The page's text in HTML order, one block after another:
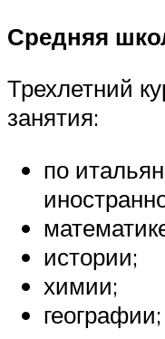
Средняя
Трехлетний
занятия:
по
истории;
химии;
географии;